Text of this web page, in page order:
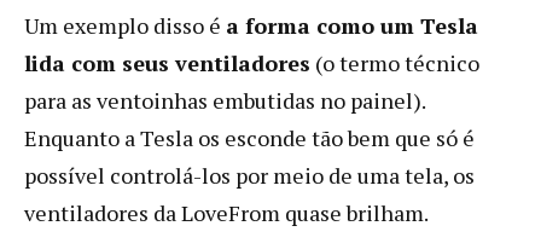
Um exemplo disso é a forma como um Tesla
lida com seus ventiladores (o termo técnico
para as ventoinhas embutidas no painel).
Enquanto a Tesla os esconde tão bem que só é
possível controlá-los por meio de uma tela, os
ventiladores da LoveFrom quase brilham.